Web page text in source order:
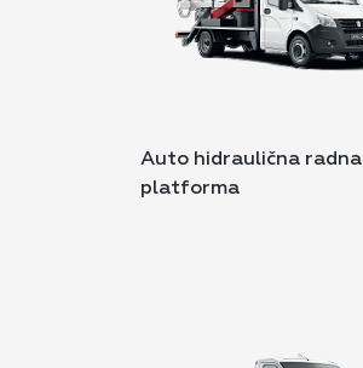
Auto hidraulična radna
platforma